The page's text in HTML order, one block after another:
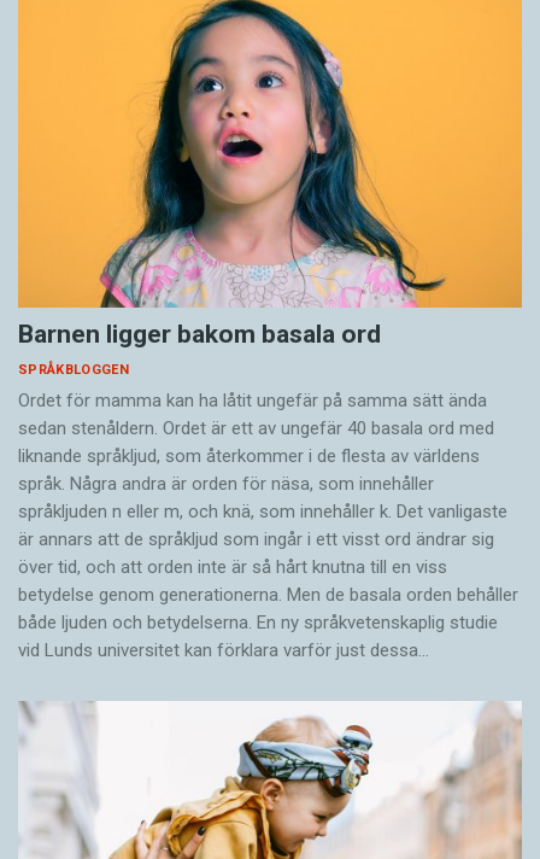
Barnen ligger bakom basala ord
SPRÅKBLOGGEN
Ordet för mamma kan ha låtit ungefär på samma sätt ända
sedan stenåldern. Ordet är ett av ungefär 40 basala ord med
liknande språkljud, som återkommer i de flesta av världens
språk. Några andra är orden för näsa, som innehåller
språkljuden n eller m, och knä, som innehåller k. Det vanligaste
är annars att de språkljud som ingår i ett visst ord ändrar sig
över tid, och att orden inte är så hårt knutna till en viss
betydelse genom generationerna. Men de basala orden behåller
både ljuden och betydelserna. En ny språkvetenskaplig studie
vid Lunds universitet kan förklara varför just dessa…